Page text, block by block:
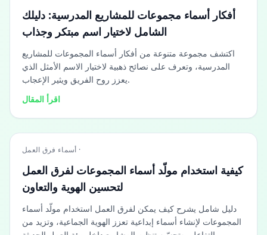
أفكار أسماء مجموعات للمشاريع المدرسية: دليلك
الشامل لاختيار اسم مبتكر وجذاب
اكتشف مجموعة متنوعة من أفكار أسماء المجموعات للمشاريع
المدرسية، وتعرف على نصائح ذهبية لاختيار الاسم الأمثل الذي
يعزز روح الفريق ويثير الإعجاب.
اقرأ المقال
أسماء فرق العمل ·
كيفية استخدام مولّد أسماء المجموعات لفرق العمل
لتحسين الهوية والتعاون
دليل شامل يشرح كيف يمكن لفرق العمل استخدام مولّد أسماء
المجموعات لإنشاء أسماء إبداعية تعزز الهوية الجماعية، وتزيد من